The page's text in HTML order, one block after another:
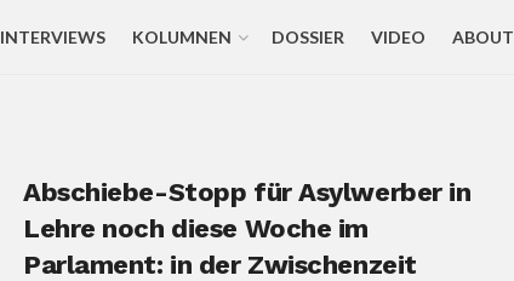
INTERVIEWS KOLUMNEN DOSSIER VIDEO ABOUT
Abschiebe-Stopp für Asylwerber in
Lehre noch diese Woche im
Parlament: in der Zwischenzeit